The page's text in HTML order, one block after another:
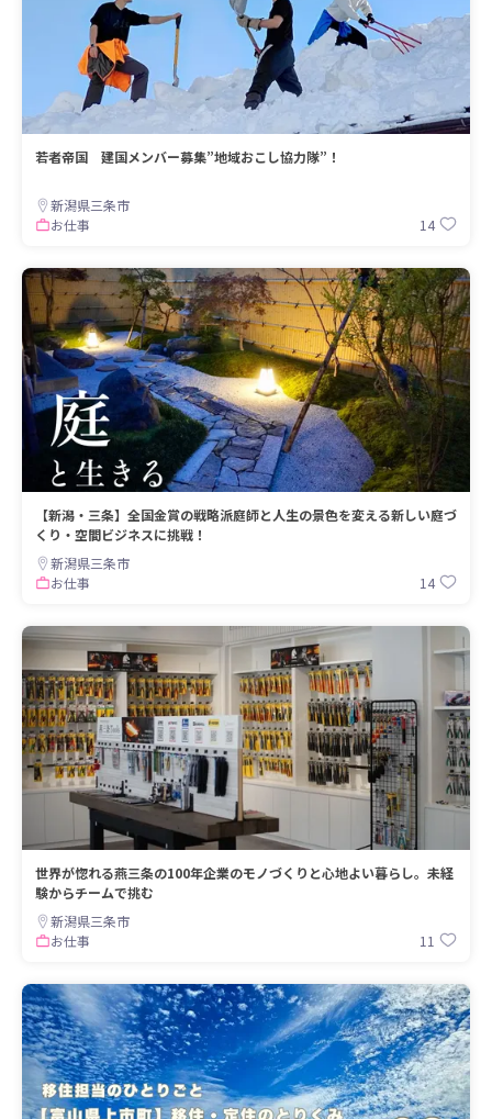
若者帝国 建国メンバー募集”地域おこし協力隊”！
新潟県三条市
お仕事
14
【新潟・三条】全国金賞の戦略派庭師と人生の景色を変える新しい庭づ
くり・空間ビジネスに挑戦！
新潟県三条市
お仕事
14
世界が惚れる燕三条の100年企業のモノづくりと心地よい暮らし。未経
験からチームで挑む
新潟県三条市
お仕事
11